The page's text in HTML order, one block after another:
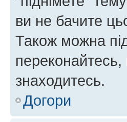
ви не бачите
Також можна
знаходитесь.
Догори